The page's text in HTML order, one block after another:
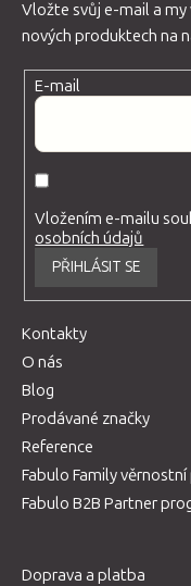
Vložte svůj e-mail a
nových produktech na
E-mail
Vložením e-mailu
osobních údajů
PŘIHLÁSIT SE
Kontakty
O nás
Blog
Prodávané značky
Reference
Fabulo Family
Fabulo B2B Partner
Doprava a platba